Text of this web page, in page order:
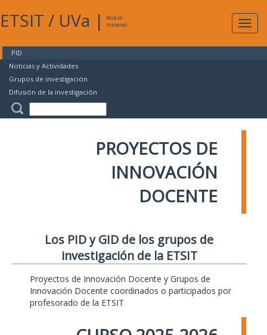
ETSIT / UVa |
Acceso
Intranet
PID
Noticias y Actividades
Grupos de investigación
Difusión de la investigación
PROYECTOS DE
INNOVACIÓN
DOCENTE
Los PID y GID de los grupos de
investigación de la ETSIT
Proyectos de Innovación Docente y Grupos de
Innovación Docente coordinados o participados por
profesorado de la ETSIT